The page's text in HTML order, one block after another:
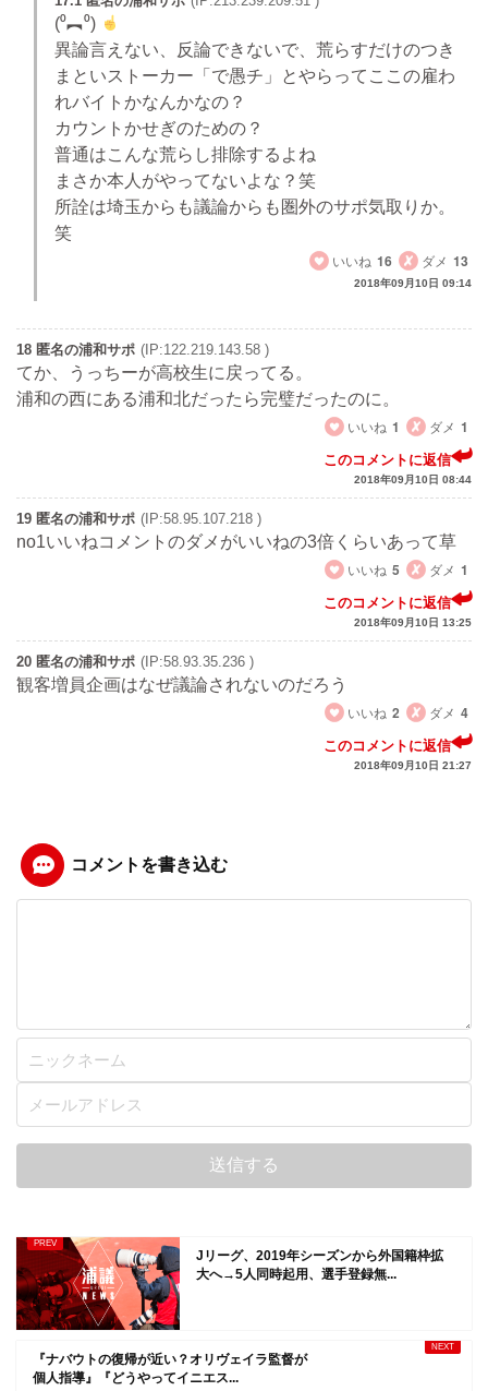
(⁰︻⁰)
異論言えない、反論できないで、荒らすだけのつき
まといストーカー「で愚チ」とやらってここの雇わ
れバイトかなんかなの？
カウントかせぎのための？
普通はこんな荒らし排除するよね
まさか本人がやってないよな？笑
所詮は埼玉からも議論からも圏外のサポ気取りか。
笑
いいね 16 ダメ 13
2018年09月10日 09:14
18 匿名の浦和サポ (IP:122.219.143.58 )
てか、うっちーが高校生に戻ってる。
浦和の西にある浦和北だったら完璧だったのに。
いいね 1 ダメ 1
このコメントに返信
2018年09月10日 08:44
19 匿名の浦和サポ (IP:58.95.107.218 )
no1いいねコメントのダメがいいねの3倍くらいあって草
いいね 5 ダメ 1
このコメントに返信
2018年09月10日 13:25
20 匿名の浦和サポ (IP:58.93.35.236 )
観客増員企画はなぜ議論されないのだろう
いいね 2 ダメ 4
このコメントに返信
2018年09月10日 21:27
コメントを書き込む
Jリーグ、2019年シーズンから外国籍枠拡
大へ→5人同時起用、選手登録無...
『ナバウトの復帰が近い？オリヴェイラ監督が
個人指導』『どうやってイニエス...